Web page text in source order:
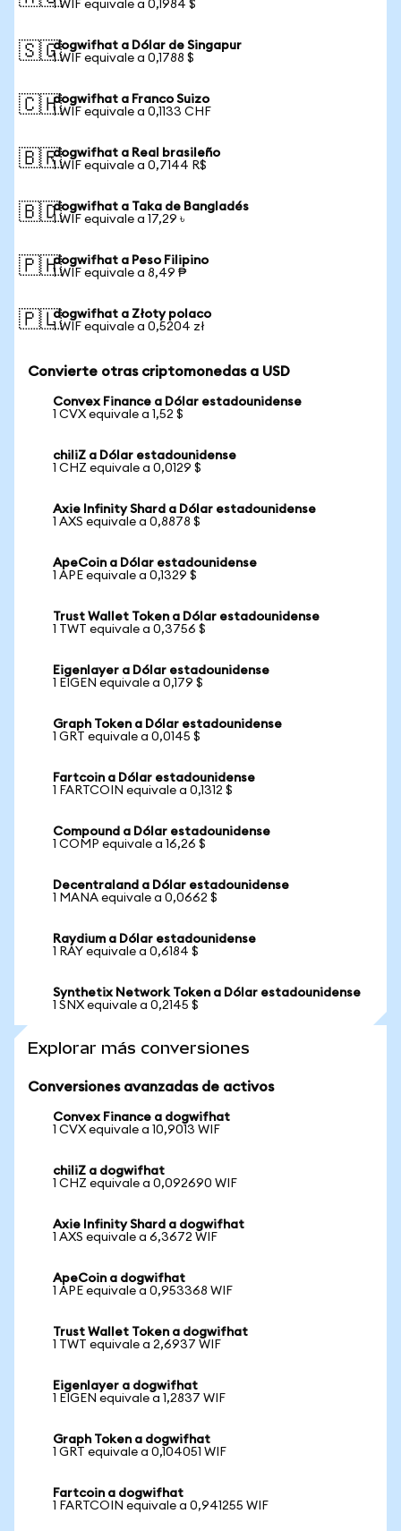
1 WIF equivale a 0,1984 $
🇸🇬dogwifhat a Dólar de Singapur
1 WIF equivale a 0,1788 $
🇨🇭dogwifhat a Franco Suizo
1 WIF equivale a 0,1133 CHF
🇧🇷dogwifhat a Real brasileño
1 WIF equivale a 0,7144 R$
🇧🇩dogwifhat a Taka de Bangladés
1 WIF equivale a 17,29 ৳
🇵🇭dogwifhat a Peso Filipino
1 WIF equivale a 8,49 ₱
🇵🇱dogwifhat a Złoty polaco
1 WIF equivale a 0,5204 zł
Convierte otras criptomonedas a USD
Convex Finance a Dólar estadounidense
1 CVX equivale a 1,52 $
chiliZ a Dólar estadounidense
1 CHZ equivale a 0,0129 $
Axie Infinity Shard a Dólar estadounidense
1 AXS equivale a 0,8878 $
ApeCoin a Dólar estadounidense
1 APE equivale a 0,1329 $
Trust Wallet Token a Dólar estadounidense
1 TWT equivale a 0,3756 $
Eigenlayer a Dólar estadounidense
1 EIGEN equivale a 0,179 $
Graph Token a Dólar estadounidense
1 GRT equivale a 0,0145 $
Fartcoin a Dólar estadounidense
1 FARTCOIN equivale a 0,1312 $
Compound a Dólar estadounidense
1 COMP equivale a 16,26 $
Decentraland a Dólar estadounidense
1 MANA equivale a 0,0662 $
Raydium a Dólar estadounidense
1 RAY equivale a 0,6184 $
Synthetix Network Token a Dólar estadounidense
1 SNX equivale a 0,2145 $
Explorar más conversiones
Conversiones avanzadas de activos
Convex Finance a dogwifhat
1 CVX equivale a 10,9013 WIF
chiliZ a dogwifhat
1 CHZ equivale a 0,092690 WIF
Axie Infinity Shard a dogwifhat
1 AXS equivale a 6,3672 WIF
ApeCoin a dogwifhat
1 APE equivale a 0,953368 WIF
Trust Wallet Token a dogwifhat
1 TWT equivale a 2,6937 WIF
Eigenlayer a dogwifhat
1 EIGEN equivale a 1,2837 WIF
Graph Token a dogwifhat
1 GRT equivale a 0,104051 WIF
Fartcoin a dogwifhat
1 FARTCOIN equivale a 0,941255 WIF